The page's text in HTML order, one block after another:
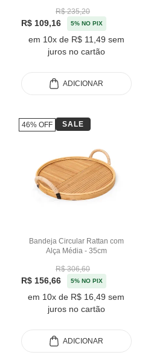
R$ 235,20
R$ 109,16 5% NO PIX
em 10x de R$ 11,49 sem
juros no cartão
ADICIONAR
Bandeja Circular Rattan com
Alça Média - 35cm
R$ 306,60
R$ 156,66 5% NO PIX
em 10x de R$ 16,49 sem
juros no cartão
46% OFF SALE
ADICIONAR